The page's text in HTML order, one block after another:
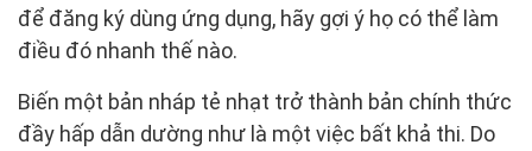
để đăng ký dùng ứng dụng, hãy gợi ý họ có thể làm
điều đó nhanh thế nào.
Biến một bản nháp tẻ nhạt trở thành bản chính thức
đầy hấp dẫn dường như là một việc bất khả thi. Do